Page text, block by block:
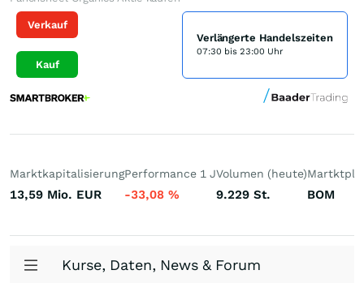
Verkauf
Kauf
Verlängerte Handelszeiten
07:30 bis 23:00 Uhr
Marktkapitalisierung
13,59 Mio. EUR
Performance 1 J
-33,08 %
Volumen (heute)
9.229 St. BOM
Kurse, Daten, News & Forum